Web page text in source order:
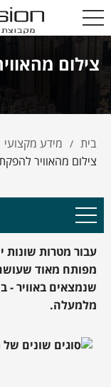
צילום
בית / מידע מקצועי
צילום מהאוויר
עבור מטרות
מפותח מאוד
שנמצאים באוויר -
מלמעלה.